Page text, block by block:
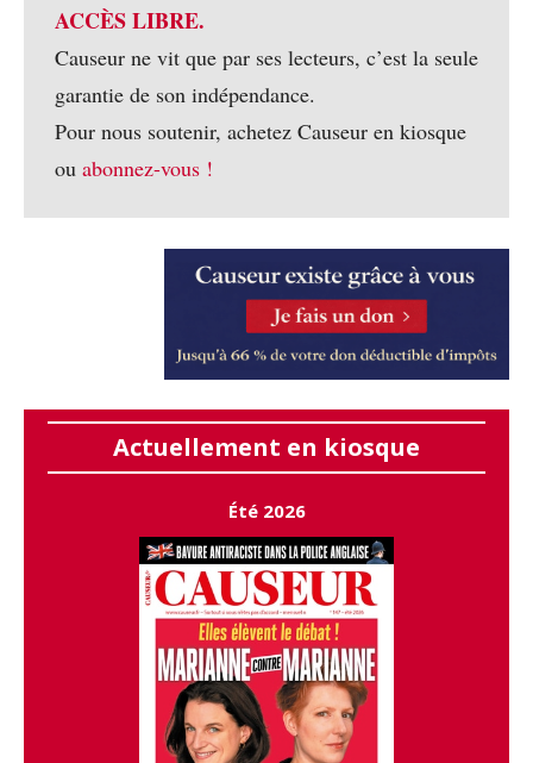
ACCÈS LIBRE.
Causeur ne vit que par ses lecteurs, c’est la seule
garantie de son indépendance.
Pour nous soutenir, achetez Causeur en kiosque
ou abonnez-vous !
Actuellement en kiosque
Été 2026